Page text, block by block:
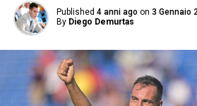
Published 4 anni ago on 3 Gennaio
By Diego Demurtas